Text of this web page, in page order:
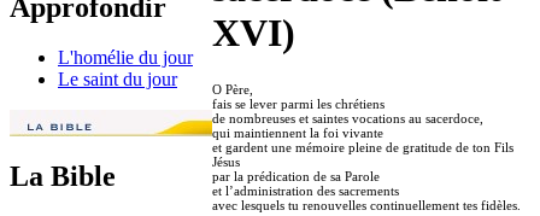
Approfondir
L'homélie du jour
Le saint du jour
La Bible
XVI)
O Père,
fais se lever parmi les chrétiens
de nombreuses et saintes vocations au sacerdoce,
qui maintiennent la foi vivante
et gardent une mémoire pleine de gratitude de ton Fils
Jésus
par la prédication de sa Parole
et l’administration des sacrements
avec lesquels tu renouvelles continuellement tes fidèles.